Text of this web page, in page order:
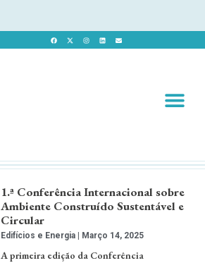
1.ª Conferência Internacional sobre
Ambiente Construído Sustentável e
Circular
Edifícios e Energia Março 14, 2025
A primeira edição da Conferência